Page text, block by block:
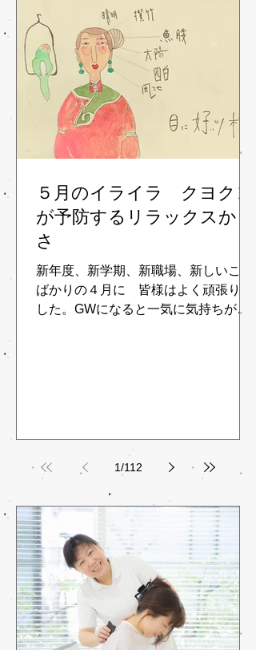
５月のイライラ クヨクヨ
が予防するリラックスかっ
さ
新年度、新学期、新職場、新しいこと
ばかりの４月に 皆様はよく頑張りま
した。GWになると一気に気持ちが緩
1/112